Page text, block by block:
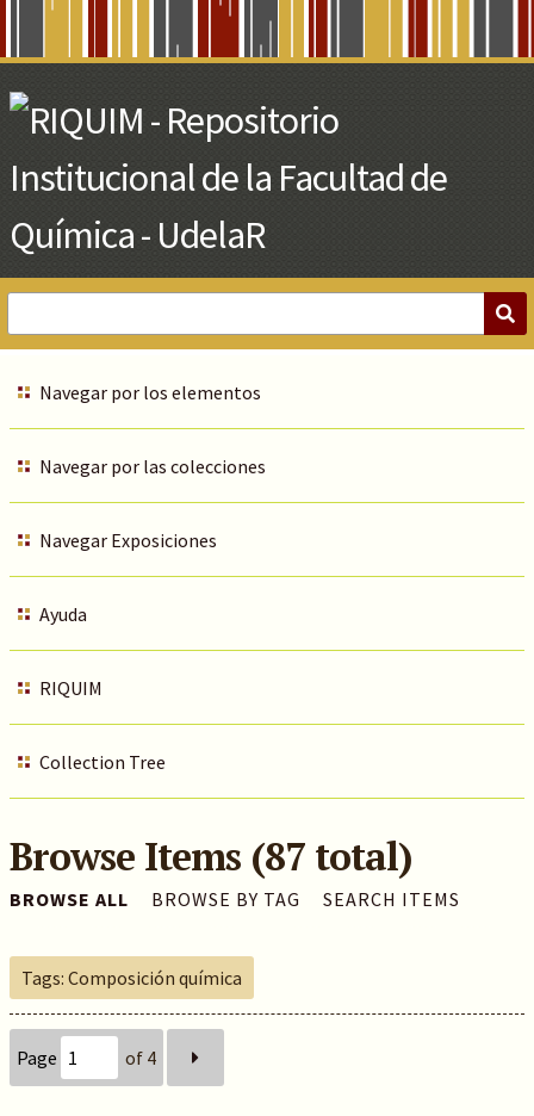
Main
Content
Navegar por los elementos
Navegar por las colecciones
Navegar Exposiciones
Ayuda
RIQUIM
Collection Tree
Browse Items (87 total)
BROWSE ALL BROWSE BY TAG SEARCH ITEMS
Tags: Composición química
Page of 4